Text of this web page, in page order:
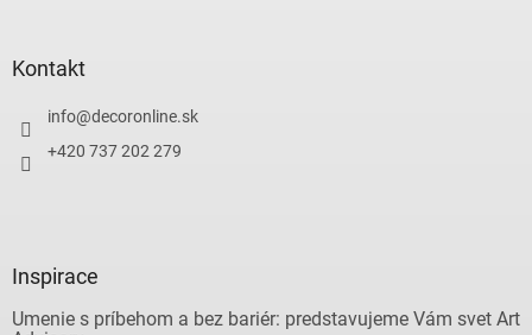
Kontakt
info@decoronline.sk
+420 737 202 279
Inspirace
Umenie s príbehom a bez bariér: predstavujeme Vám svet Art